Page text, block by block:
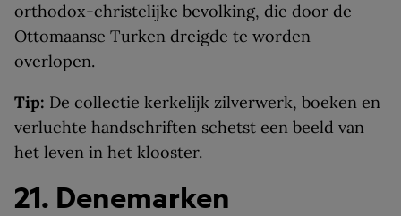
orthodox-christelijke bevolking, die door de
Ottomaanse Turken dreigde te worden
overlopen.
Tip: De collectie kerkelijk zilverwerk, boeken en
verluchte handschriften schetst een beeld van
het leven in het klooster.
21. Denemarken